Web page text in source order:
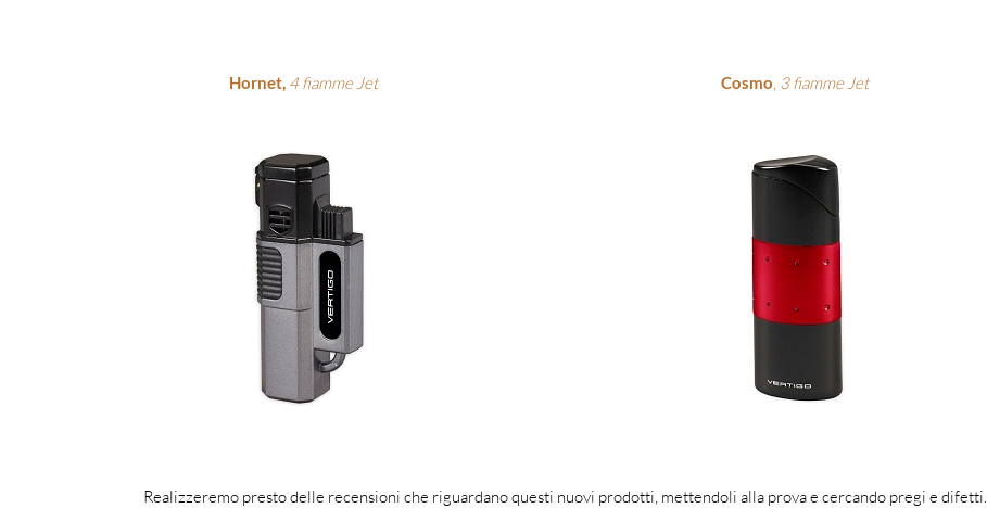
Hornet, 4 fiamme Jet Cosmo, 3 fiamme Jet
Realizzeremo presto delle recensioni che riguardano questi nuovi prodotti, mettendoli alla prova e cercando pregi e difetti.